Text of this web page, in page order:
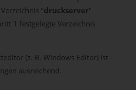
"druckserver"
1 festgelegte Verzeichnis
(z. B. Windows Editor) ist
ausreichend.